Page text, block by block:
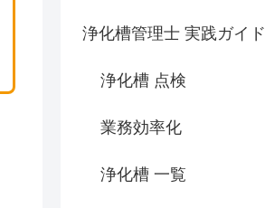
浄化槽管理士 実践ガイド
浄化槽 点検
業務効率化
浄化槽 一覧